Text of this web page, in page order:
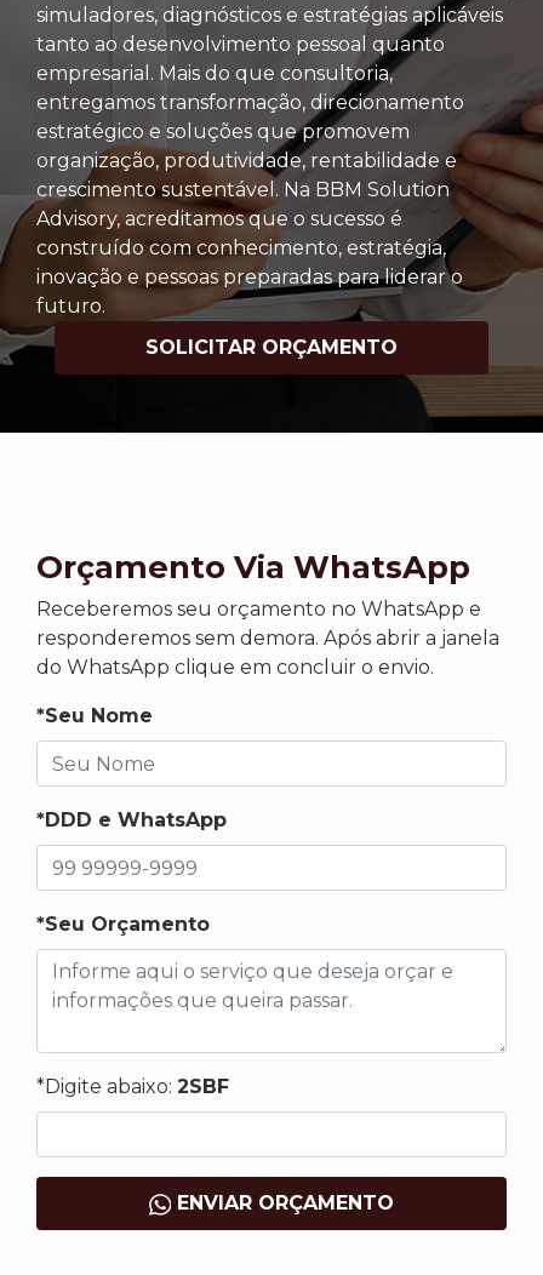
simuladores, diagnósticos e estratégias aplicáveis
tanto ao desenvolvimento pessoal quanto
empresarial. Mais do que consultoria,
entregamos transformação, direcionamento
estratégico e soluções que promovem
organização, produtividade, rentabilidade e
crescimento sustentável. Na BBM Solution
Advisory, acreditamos que o sucesso é
construído com conhecimento, estratégia,
inovação e pessoas preparadas para liderar o
futuro.
SOLICITAR ORÇAMENTO
Orçamento Via WhatsApp
Receberemos seu orçamento no WhatsApp e
responderemos sem demora. Após abrir a janela
do WhatsApp clique em concluir o envio.
*Seu Nome
*DDD e WhatsApp
*Seu Orçamento
*Digite abaixo: 2SBF
ENVIAR ORÇAMENTO